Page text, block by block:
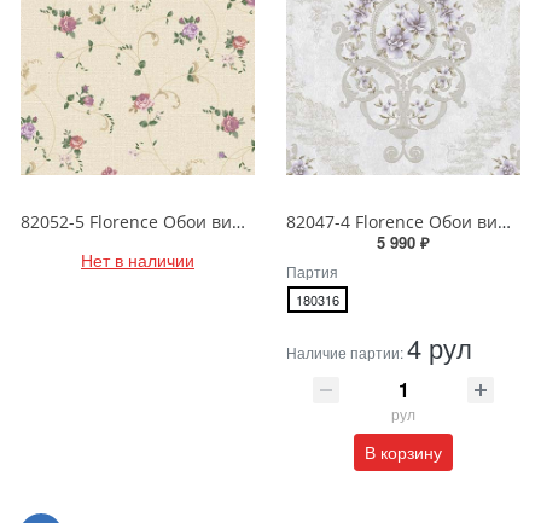
82052-5 Florence Обои виниловые на бумажной основе 1.06*15.6
Нет в наличии
82047-4 Florence Обои виниловые на бумажной основе 1.06*15.6
5 990 ₽
Партия
180316
Наличие партии:4 рул
рул
В корзину